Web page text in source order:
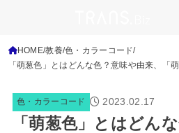
HOME 教養 色・カラーコード
「萌葱色」とはどんな色？意味や由来、「
色・カラーコード 2023.02.17
「萌葱色」とはどん